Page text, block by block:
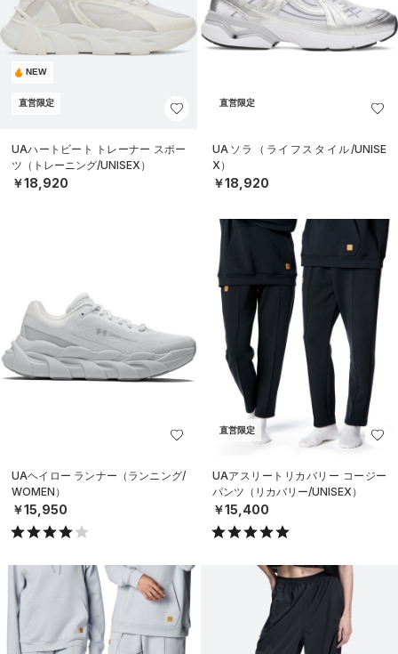
NEW
直営限定
UAハートビート トレーナー スポー
ツ（トレーニング/UNISEX）
￥18,920
直営限定
UAソラ（ライフスタイル/UNISE
X）
￥18,920
UAヘイロー ランナー（ランニング/
WOMEN）
￥15,950
直営限定
UAアスリートリカバリー コージー
パンツ（リカバリー/UNISEX）
￥15,400